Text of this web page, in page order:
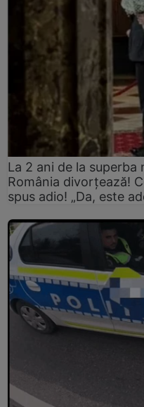
La 2 ani de la
România divorțează!
spus adio! „Da, este